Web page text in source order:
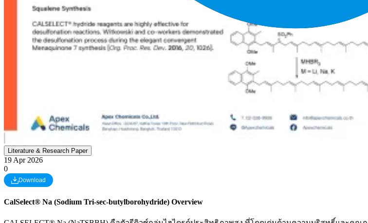
Literature & Research Paper
19 Apr 2026
0
Download
CalSelect® Na (Sodium Tri-sec-butylborohydride) Overview